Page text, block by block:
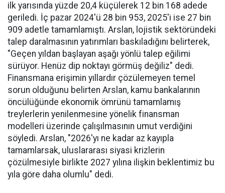
ilk yarısında yüzde 20,4 küçülerek 12 bin 168 adede
geriledi. İç pa­zar 2024'ü 28 bin 953, 2025'i ise 27 bin
909 adetle tamamlamış­tı. Arslan, lojistik sektöründeki
talep daralmasının yatırımları baskıladığını belirterek,
"Geçen yıldan başlayan aşağı yönlü talep eğilimi
sürüyor. Henüz dip nok­tayı görmüş değiliz" dedi.
Finans­mana erişimin yıllardır çözüle­meyen temel
sorun olduğunu be­lirten Arslan, kamu bankalarının
öncülüğünde ekonomik ömrü­nü tamamlamış
treylerlerin ye­nilenmesine yönelik finansman
modelleri üzerinde çalışılması­nın umut verdiğini
söyledi. Ars­lan, "2026'yı ne kadar az kayıpla
tamamlarsak, uluslararası siya­si krizlerin
çözülmesiyle birlik­te 2027 yılına ilişkin beklentimiz bu
yıla göre daha olumlu" dedi.